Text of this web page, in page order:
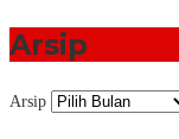
Arsip
Arsip